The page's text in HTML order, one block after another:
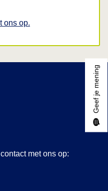
ons op.
met ons op:
Geef je mening